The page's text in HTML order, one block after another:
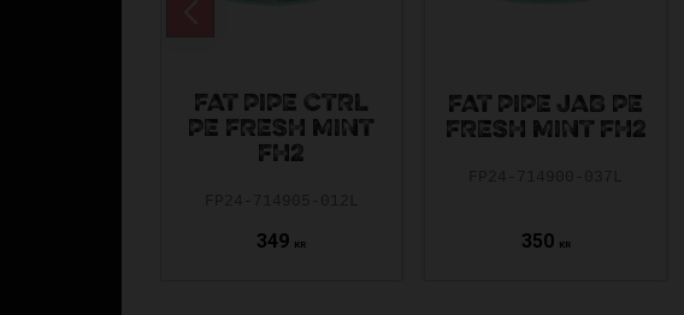
FAT PIPE CTRL
PE FRESH MINT
FH2
349 KR
FAT PIPE JAB PE
FRESH MINT FH2
350 KR